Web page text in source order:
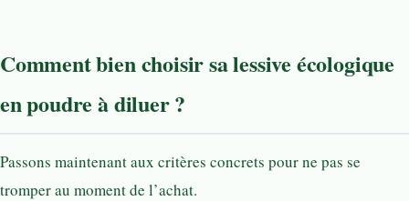
Comment bien choisir sa lessive écologique
en poudre à diluer ?
Passons maintenant aux critères concrets pour ne pas se
tromper au moment de l’achat.